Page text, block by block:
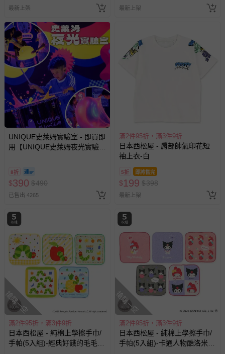
最新上架 最新上架
UNIQUE史萊姆實驗室 - 即買即
用【UNIQUE史萊姆夜光實驗室
8/30 (電子票券，於展期現場憑
訂單編號兌換，逾期作廢) (大
人小孩均一價(3歲以上需購票))
8折
$390 $490
已售出 4265
滿2件95折，滿3件9折
日本西松屋 - 肩部帥氣印花短
袖上衣-白
5折 即將售完
$199 $398
最新上架
搶購一空
滿2件95折，滿3件9折
日本西松屋 - 純棉上學擦手巾/
手帕(5入組)-經典好餓的毛毛
搶購一空
滿2件95折，滿3件9折
日本西松屋 - 純棉上學擦手巾/
手帕(5入組)-卡通人物酷洛米-